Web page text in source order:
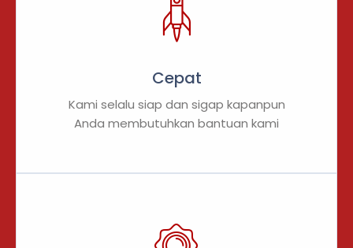
Cepat
Kami selalu siap dan sigap kapanpun
Anda membutuhkan bantuan kami